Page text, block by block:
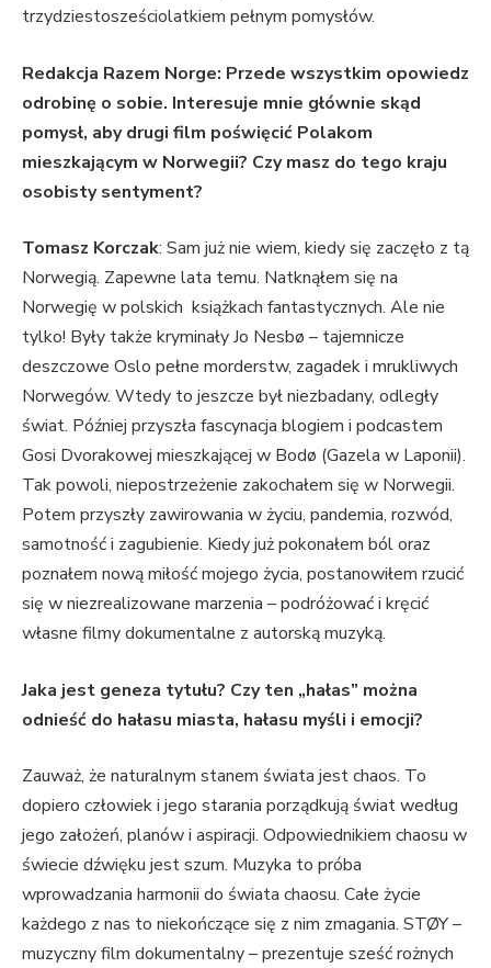
trzydziestosześciolatkiem pełnym pomysłów.
Redakcja Razem Norge: Przede wszystkim opowiedz
odrobinę o sobie. Interesuje mnie głównie skąd
pomysł, aby drugi film poświęcić Polakom
mieszkającym w Norwegii? Czy masz do tego kraju
osobisty sentyment?
Tomasz Korczak: Sam już nie wiem, kiedy się zaczęło z tą
Norwegią. Zapewne lata temu. Natknąłem się na
Norwegię w polskich książkach fantastycznych. Ale nie
tylko! Były także kryminały Jo Nesbø – tajemnicze
deszczowe Oslo pełne morderstw, zagadek i mrukliwych
Norwegów. Wtedy to jeszcze był niezbadany, odległy
świat. Później przyszła fascynacja blogiem i podcastem
Gosi Dvorakowej mieszkającej w Bodø (Gazela w Laponii).
Tak powoli, niepostrzeżenie zakochałem się w Norwegii.
Potem przyszły zawirowania w życiu, pandemia, rozwód,
samotność i zagubienie. Kiedy już pokonałem ból oraz
poznałem nową miłość mojego życia, postanowiłem rzucić
się w niezrealizowane marzenia – podróżować i kręcić
własne filmy dokumentalne z autorską muzyką.
Jaka jest geneza tytułu? Czy ten „hałas” można
odnieść do hałasu miasta, hałasu myśli i emocji?
Zauważ, że naturalnym stanem świata jest chaos. To
dopiero człowiek i jego starania porządkują świat według
jego założeń, planów i aspiracji. Odpowiednikiem chaosu w
świecie dźwięku jest szum. Muzyka to próba
wprowadzania harmonii do świata chaosu. Całe życie
każdego z nas to niekończące się z nim zmagania. STØY –
muzyczny film dokumentalny – prezentuje sześć rożnych